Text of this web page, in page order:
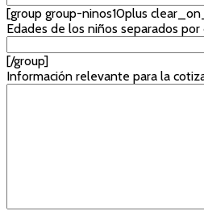
[group group-ninos10plus
Edades de los niños separados por
[/group]
Información relevante para la